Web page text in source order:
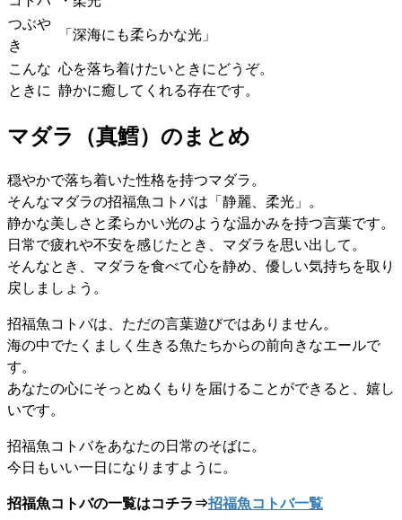
つぶや
き
「深海にも柔らかな光」
こんな
ときに
心を落ち着けたいときにどうぞ。
静かに癒してくれる存在です。
マダラ（真鱈）のまとめ
穏やかで落ち着いた性格を持つマダラ。
そんなマダラの招福魚コトバは「静麗、柔光」。
静かな美しさと柔らかい光のような温かみを持つ言葉です。
日常で疲れや不安を感じたとき、マダラを思い出して。
そんなとき、マダラを食べて心を静め、優しい気持ちを取り
戻しましょう。
招福魚コトバは、ただの言葉遊びではありません。
海の中でたくましく生きる魚たちからの前向きなエールで
す。
あなたの心にそっとぬくもりを届けることができると、嬉し
いです。
招福魚コトバをあなたの日常のそばに。
今日もいい一日になりますように。
招福魚コトバの一覧はコチラ⇒招福魚コトバ一覧